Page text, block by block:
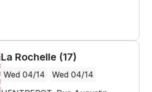
La Rochelle (17)
Wed 04/14
Wed 04/14